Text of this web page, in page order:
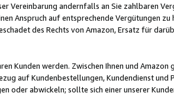
Vereinbarung andernfalls an Sie zahlbaren
Anspruch auf entsprechende Vergütungen
des Rechts von Amazon, Ersatz für
Kunden werden. Zwischen Ihnen und
auf Kundenbestellungen, Kundendienst
oder abwickeln; sollte sich einer unserer